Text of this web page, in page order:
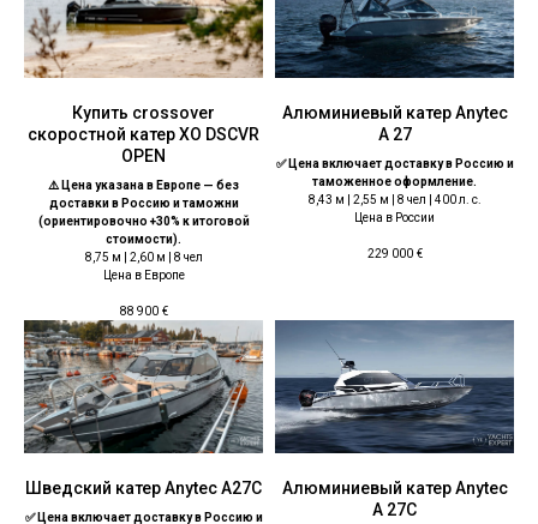
Купить crossover
скоростной катер XO DSCVR
OPEN
⚠️ Цена указана в Европе — без
доставки в Россию и таможни
(ориентировочно +30% к итоговой
стоимости).
8,75 м | 2,60 м | 8 чел
Цена в Европе
88 900 €
Алюминиевый катер Anytec
A 27
✅ Цена включает доставку в Россию и
таможенное оформление.
8,43 м | 2,55 м | 8 чел | 400 л. с.
Цена в России
229 000 €
Шведский катер Anytec A27C
✅ Цена включает доставку в Россию и
Алюминиевый катер Anytec
A 27C